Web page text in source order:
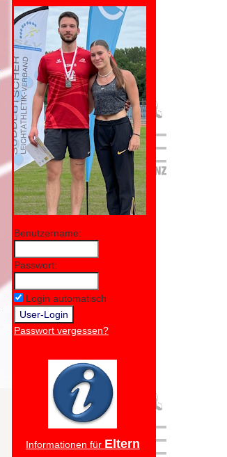
Benutzername:
Passwort:
Login automatisch
Passwort vergessen?
Informationen für Eltern